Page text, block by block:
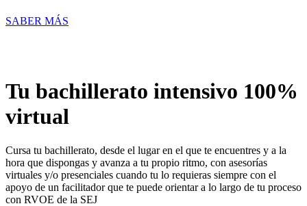
SABER MÁS
Tu bachillerato intensivo 100%
virtual
Cursa tu bachillerato, desde el lugar en el que te encuentres y a la
hora que dispongas y avanza a tu propio ritmo, con asesorías
virtuales y/o presenciales cuando tu lo requieras siempre con el
apoyo de un facilitador que te puede orientar a lo largo de tu proceso
con RVOE de la SEJ